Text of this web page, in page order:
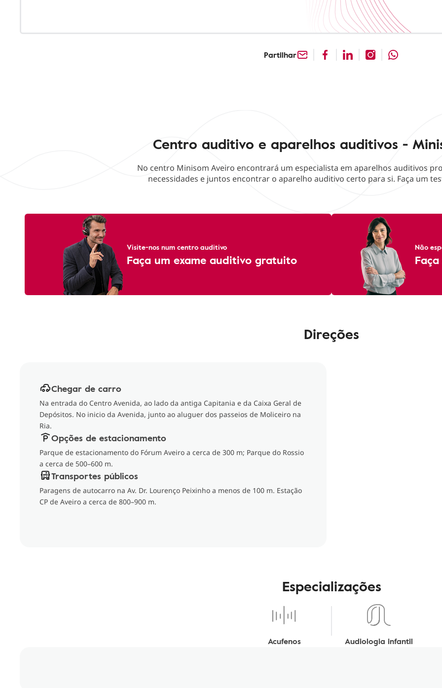
Partilhar
Centro auditivo e aparelhos auditivos -
No centro Minisom Aveiro encontrará um especialista em aparelhos auditivos
necessidades e juntos encontrar o aparelho auditivo certo para si. Faça um
Visite-nos num centro auditivo
Faça um exame auditivo gratuito
Não
Direções
Chegar de carro
Na entrada do Centro Avenida, ao lado da antiga Capitania e da Caixa Geral de
Depósitos. No inicio da Avenida, junto ao aluguer dos passeios de Moliceiro na
Ria.
Opções de estacionamento
Parque de estacionamento do Fórum Aveiro a cerca de 300 m; Parque do Rossio
a cerca de 500–600 m.
Transportes públicos
Paragens de autocarro na Av. Dr. Lourenço Peixinho a menos de 100 m. Estação
CP de Aveiro a cerca de 800–900 m.
Especializações
Acufenos Audiologia infantil